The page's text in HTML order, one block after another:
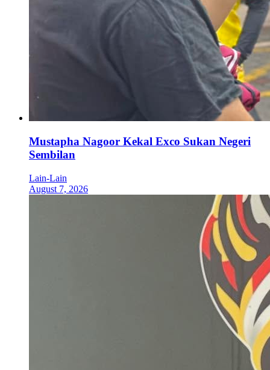
Mustapha Nagoor Kekal Exco Sukan Negeri
Sembilan
Lain-Lain
August 7, 2026